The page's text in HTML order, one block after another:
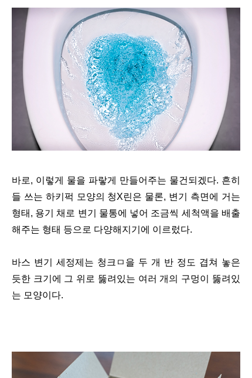
바로, 이렇게 물을 파랗게 만들어주는 물건되겠다. 흔히
들 쓰는 하키퍽 모양의 청X린은 물론, 변기 측면에 거는
형태, 용기 채로 변기 물통에 넣어 조금씩 세척액을 배출
해주는 형태 등으로 다양해지기에 이르렀다.
바스 변기 세정제는 청크ㅁ을 두 개 반 정도 겹쳐 놓은
듯한 크기에 그 위로 뚫려있는 여러 개의 구멍이 뚫려있
는 모양이다.